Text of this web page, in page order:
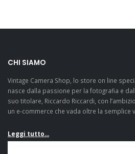
Veramente
CHI SIAMO
Vintage Camera Shop, lo store on line
nasce dalla passione per la fotografia e
suo titolare, Riccardo Riccardi, con
un e-commerce che vada oltre la semplice
Leggi tutto...